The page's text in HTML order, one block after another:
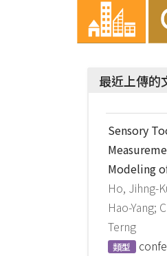
最近上傳的
Sensory
Modeling
Ho, Jihng-
Hao-Yang;
Terng
類型